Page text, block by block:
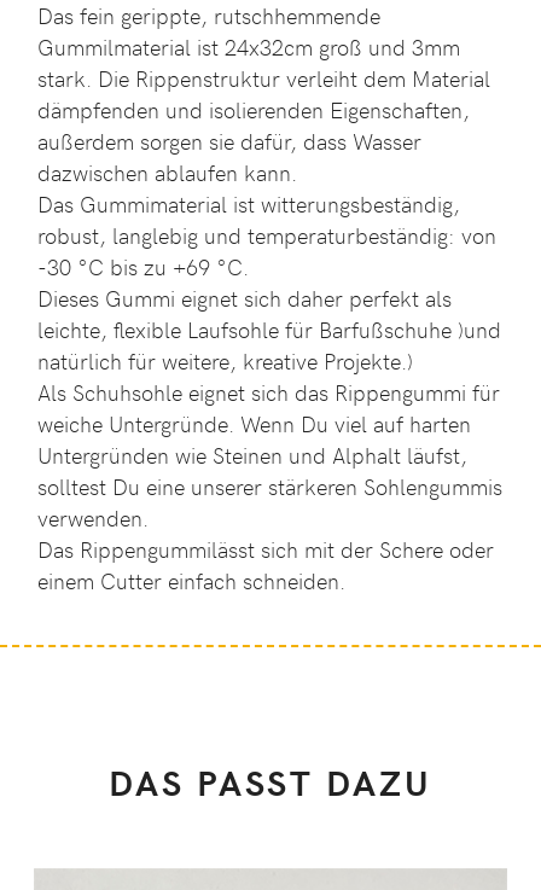
Das fein gerippte, rutschhemmende
Gummilmaterial ist 24x32cm groß und 3mm
stark. Die Rippenstruktur verleiht dem Material
dämpfenden und isolierenden Eigenschaften,
außerdem sorgen sie dafür, dass Wasser
dazwischen ablaufen kann.
Das Gummimaterial ist witterungsbeständig,
robust, langlebig und temperaturbeständig: von
-30 °C bis zu +69 °C.
Dieses Gummi eignet sich daher perfekt als
leichte, flexible Laufsohle für Barfußschuhe )und
natürlich für weitere, kreative Projekte.)
Als Schuhsohle eignet sich das Rippengummi für
weiche Untergründe. Wenn Du viel auf harten
Untergründen wie Steinen und Alphalt läufst,
solltest Du eine unserer stärkeren Sohlengummis
verwenden.
Das Rippengummilässt sich mit der Schere oder
einem Cutter einfach schneiden.
DAS PASST DAZU